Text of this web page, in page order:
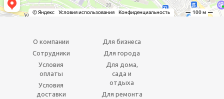
О компании
Сотрудники
Условия
оплаты
Условия
доставки
Для бизнеса
Для города
Для дома,
сада и
отдыха
Для ремонта